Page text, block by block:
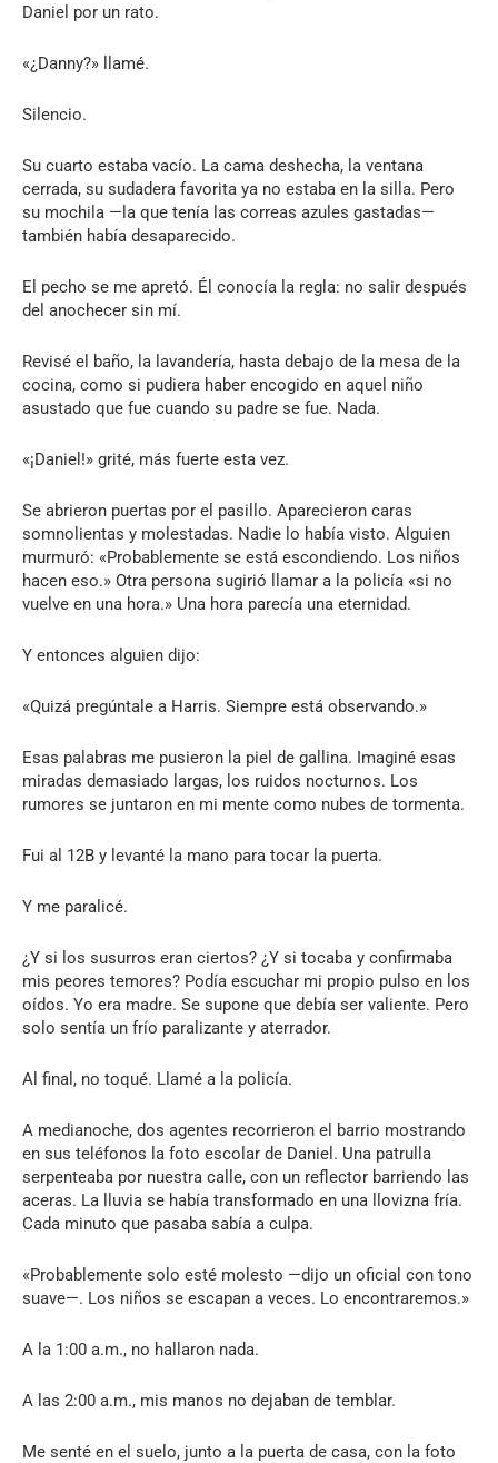
Daniel por un rato.
«¿Danny?» llamé.
Silencio.
Su cuarto estaba vacío. La cama deshecha, la ventana
cerrada, su sudadera favorita ya no estaba en la silla. Pero
su mochila —la que tenía las correas azules gastadas—
también había desaparecido.
El pecho se me apretó. Él conocía la regla: no salir después
del anochecer sin mí.
Revisé el baño, la lavandería, hasta debajo de la mesa de la
cocina, como si pudiera haber encogido en aquel niño
asustado que fue cuando su padre se fue. Nada.
«¡Daniel!» grité, más fuerte esta vez.
Se abrieron puertas por el pasillo. Aparecieron caras
somnolientas y molestadas. Nadie lo había visto. Alguien
murmuró: «Probablemente se está escondiendo. Los niños
hacen eso.» Otra persona sugirió llamar a la policía «si no
vuelve en una hora.» Una hora parecía una eternidad.
Y entonces alguien dijo:
«Quizá pregúntale a Harris. Siempre está observando.»
Esas palabras me pusieron la piel de gallina. Imaginé esas
miradas demasiado largas, los ruidos nocturnos. Los
rumores se juntaron en mi mente como nubes de tormenta.
Fui al 12B y levanté la mano para tocar la puerta.
Y me paralicé.
¿Y si los susurros eran ciertos? ¿Y si tocaba y confirmaba
mis peores temores? Podía escuchar mi propio pulso en los
oídos. Yo era madre. Se supone que debía ser valiente. Pero
solo sentía un frío paralizante y aterrador.
Al final, no toqué. Llamé a la policía.
A medianoche, dos agentes recorrieron el barrio mostrando
en sus teléfonos la foto escolar de Daniel. Una patrulla
serpenteaba por nuestra calle, con un reflector barriendo las
aceras. La lluvia se había transformado en una llovizna fría.
Cada minuto que pasaba sabía a culpa.
«Probablemente solo esté molesto —dijo un oficial con tono
suave—. Los niños se escapan a veces. Lo encontraremos.»
A la 1:00 a.m., no hallaron nada.
A las 2:00 a.m., mis manos no dejaban de temblar.
Me senté en el suelo, junto a la puerta de casa, con la foto